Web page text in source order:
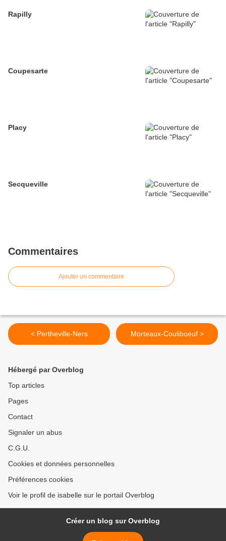
Rapilly
Coupesarte
Placy
Secqueville
Commentaires
Ajouter un commentaire
< Pertheville-Ners Morteaux-Couliboeuf >
Hébergé par Overblog
Top articles
Pages
Contact
Signaler un abus
C.G.U.
Cookies et données personnelles
Préférences cookies
Voir le profil de isabelle sur le portail Overblog
Créer un blog sur Overblog